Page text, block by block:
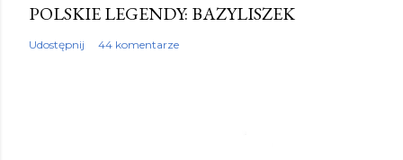
POLSKIE LEGENDY: BAZYLISZEK
Udostępnij 44 komentarze